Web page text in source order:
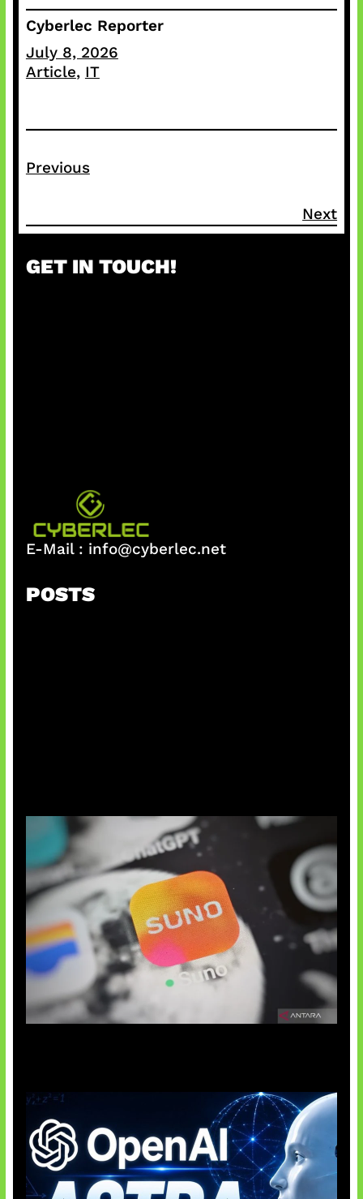
Cyberlec Reporter
July 8, 2026
Article, IT
Previous
Next
GET IN TOUCH!
E-Mail : info@cyberlec.net
POSTS